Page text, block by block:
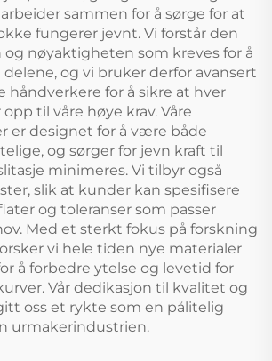
sammen for å sørge for at
fungerer jevnt. Vi forstår den
nøyaktigheten som kreves for å
og vi bruker derfor avansert
håndverkere for å sikre at hver
til våre høye krav. Våre
er designet for å være både
og sørger for jevn kraft til
minimeres. Vi tilbyr også
slik at kunder kan spesifisere
og toleranser som passer
Med et sterkt fokus på forskning
vi hele tiden nye materialer
å forbedre ytelse og levetid for
Vår dedikasjon til kvalitet og
oss et rykte som en pålitelig
urmakerindustrien.